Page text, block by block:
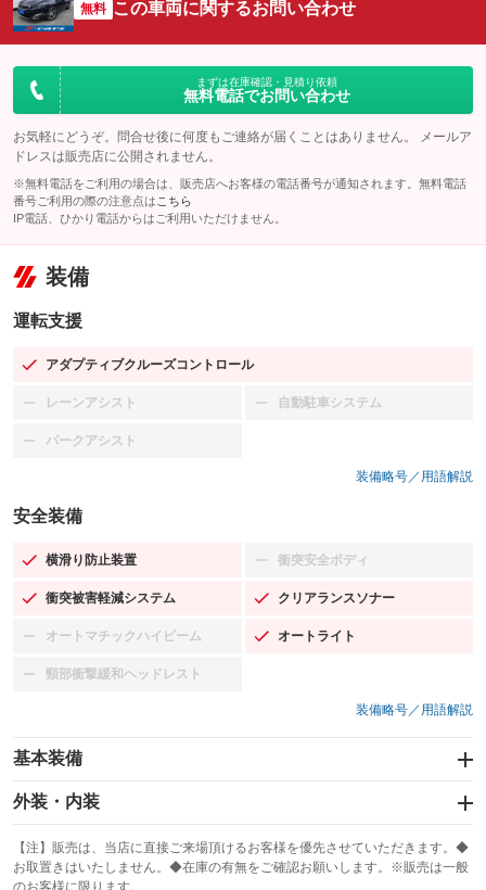
無料 この車両に関するお問い合わせ
まずは在庫確認・見積り依頼
無料電話でお問い合わせ
お気軽にどうぞ。問合せ後に何度もご連絡が届くことはありません。 メールア
ドレスは販売店に公開されません。
※無料電話をご利用の場合は、販売店へお客様の電話番号が通知されます。無料電話
番号ご利用の際の注意点は こちら
IP電話、ひかり電話からはご利用いただけません。
装備
運転支援
アダプティブクルーズコントロール
：装備あり
レーンアシスト
：装備なし 自動駐車システム
：装備なし
パークアシスト
：装備なし
装備略号／用語解説
安全装備
横滑り防止装置
：装備あり 衝突安全ボディ
：装備なし
衝突被害軽減システム
：装備あり クリアランスソナー
：装備あり
オートマチックハイビーム
：装備なし オートライト
：装備あり
頸部衝撃緩和ヘッドレスト
：装備なし
装備略号／用語解説
基本装備
エアバッグ：運転席/助手席/サイド
：装備あり
：装備なし
サンルーフ
：装備なし ABS
外装・内装
カーナビ：SDナビ
：装備あり
TV：フルセグ
：装備あり
【注】販売は、当店に直接ご来場頂けるお客様を優先させていただきます。◆
お取置きはいたしません。◆在庫の有無をご確認お願いします。※販売は一般
のお客様に限ります。